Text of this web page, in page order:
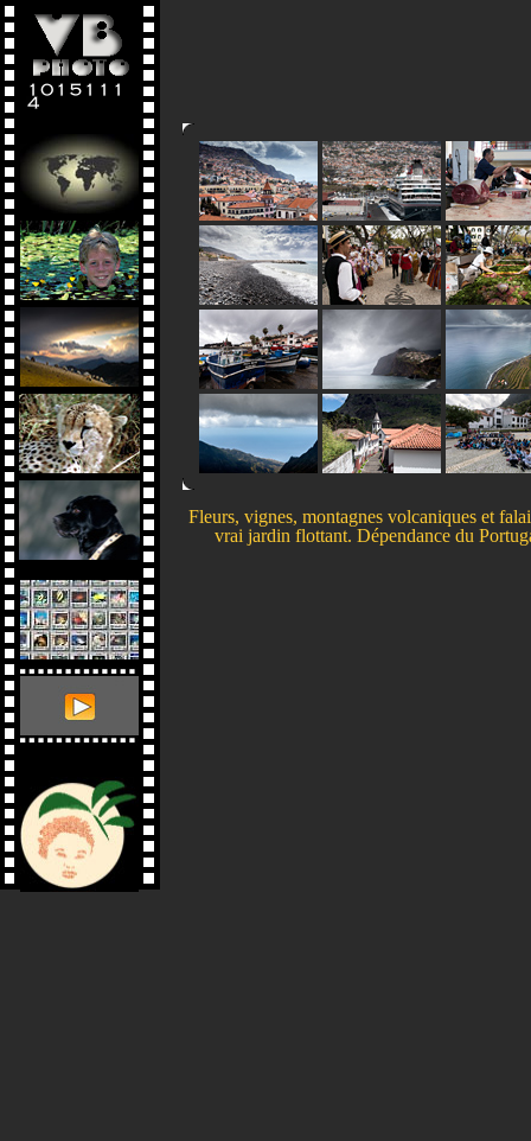
Fleurs, vignes, montagnes volcaniques et
vrai jardin flottant. Dépendance du